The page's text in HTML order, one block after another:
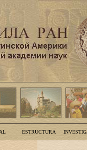
ESTRUCTURA